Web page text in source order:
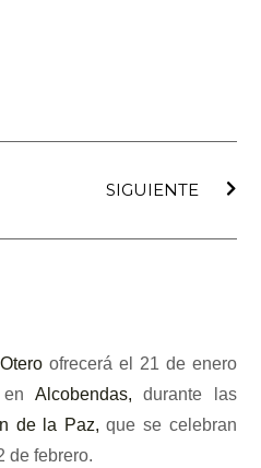
SIGUIENTE
ofrecerá el 21 de enero
enAlcobendas, durante las
de la Paz, que se celebran
de febrero.